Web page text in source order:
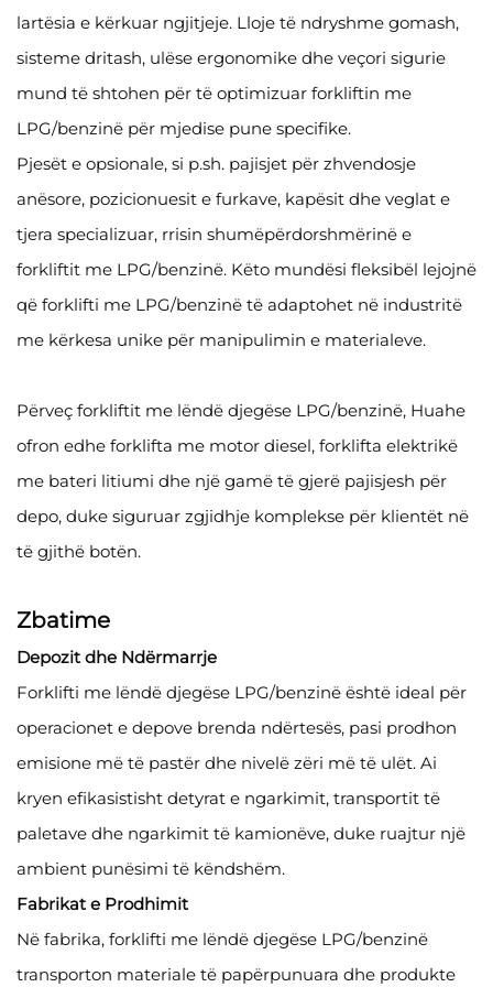
lartësia e kërkuar ngjitjeje. Lloje të ndryshme gomash,
sisteme dritash, ulëse ergonomike dhe veçori sigurie
mund të shtohen për të optimizuar forkliftin me
LPG/benzinë për mjedise pune specifike.
Pjesët e opsionale, si p.sh. pajisjet për zhvendosje
anësore, pozicionuesit e furkave, kapësit dhe veglat e
tjera specializuar, rrisin shumëpërdorshmërinë e
forkliftit me LPG/benzinë. Këto mundësi fleksibël lejojnë
që forklifti me LPG/benzinë të adaptohet në industritë
me kërkesa unike për manipulimin e materialeve.
Përveç forkliftit me lëndë djegëse LPG/benzinë, Huahe
ofron edhe forklifta me motor diesel, forklifta elektrikë
me bateri litiumi dhe një gamë të gjerë pajisjesh për
depo, duke siguruar zgjidhje komplekse për klientët në
të gjithë botën.
Zbatime
Depozit dhe Ndërmarrje
Forklifti me lëndë djegëse LPG/benzinë është ideal për
operacionet e depove brenda ndërtesës, pasi prodhon
emisione më të pastër dhe nivelë zëri më të ulët. Ai
kryen efikasistisht detyrat e ngarkimit, transportit të
paletave dhe ngarkimit të kamionëve, duke ruajtur një
ambient punësimi të këndshëm.
Fabrikat e Prodhimit
Në fabrika, forklifti me lëndë djegëse LPG/benzinë
transporton materiale të papërpunuara dhe produkte